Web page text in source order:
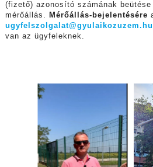
(fizető) azonosító számának beütése
mérőállás.
Mérőállás-bejelentésére
ugyfelszolgalat@gyulaikozuzem.hu
van az ügyfeleknek.